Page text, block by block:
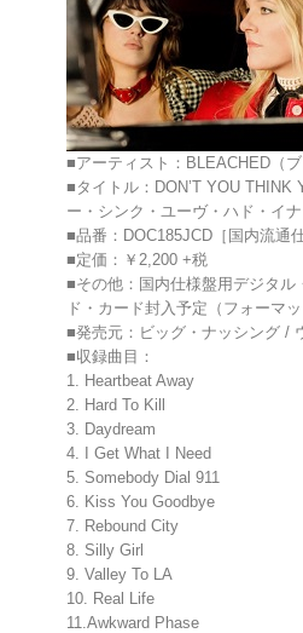
■アーティスト：BLEACHED（
■タイトル：DON’T YOU THINK
ー・シンク・ユーヴ・ハド・イ
■品番：DOC185JCD［国内流通
■定価：￥2,200 +税
■その他：国内仕様盤用デジタ
ド・カード封入予定（フォーマ
■発売元：ビッグ・ナッシング /
■収録曲目：
1. Heartbeat Away
2. Hard To Kill
3. Daydream
4. I Get What I Need
5. Somebody Dial 911
6. Kiss You Goodbye
7. Rebound City
8. Silly Girl
9. Valley To LA
10. Real Life
11.Awkward Phase